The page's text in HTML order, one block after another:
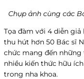
Chụp ảnh cùng các
Tọa đàm với 4 diễn
thu hút hơn 50 Bác sĩ
chức mang đến những
nhiều kiến thức hữu
trong nha khoa.